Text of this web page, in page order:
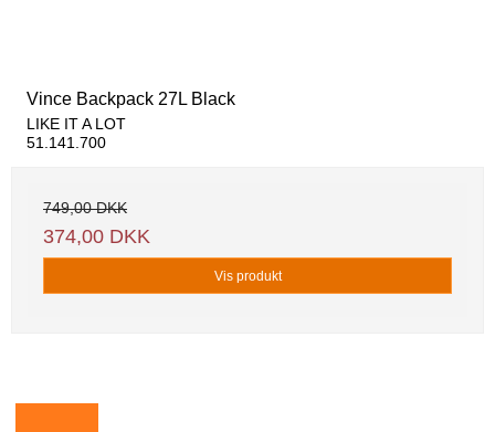
Vince Backpack 27L Black
LIKE IT A LOT
51.141.700
749,00 DKK
374,00 DKK
Vis produkt